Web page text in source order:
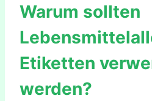
Warum sollten
Etiketten
werden?